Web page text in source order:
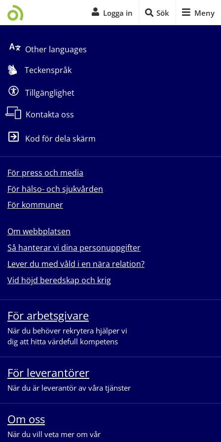
Logga in Sök Meny
Other languages
Teckenspråk
Tillgänglighet
Kontakta oss
Kod för dela skärm
För press och media
För hälso- och sjukvården
För kommuner
Om webbplatsen
Så hanterar vi dina personuppgifter
Lever du med våld i en nära relation?
Vid höjd beredskap och krig
För arbetsgivare
När du behöver rekrytera hjälper vi
dig att hitta värdefull kompetens
För leverantörer
När du är leverantör av våra tjänster
Om oss
När du vill veta mer om vår